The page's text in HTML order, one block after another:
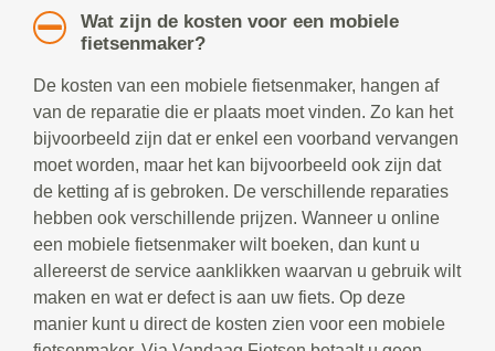
Wat zijn de kosten voor een mobiele
fietsenmaker?
De kosten van een mobiele fietsenmaker, hangen af
van de reparatie die er plaats moet vinden. Zo kan het
bijvoorbeeld zijn dat er enkel een voorband vervangen
moet worden, maar het kan bijvoorbeeld ook zijn dat
de ketting af is gebroken. De verschillende reparaties
hebben ook verschillende prijzen. Wanneer u online
een mobiele fietsenmaker wilt boeken, dan kunt u
allereerst de service aanklikken waarvan u gebruik wilt
maken en wat er defect is aan uw fiets. Op deze
manier kunt u direct de kosten zien voor een mobiele